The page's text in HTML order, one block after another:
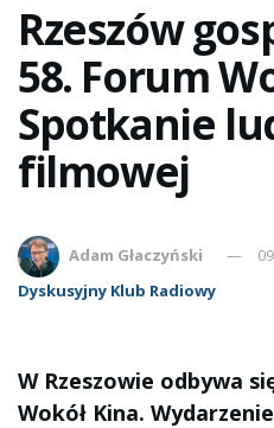
Rzeszów
58. Forum
Spotkanie
filmowej
Adam Głaczyński
Dyskusyjny Klub Radiowy
W Rzeszowie odbywa
Wokół Kina.